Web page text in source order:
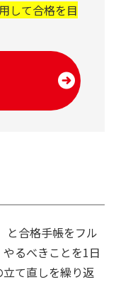
して合格を目
と合格手帳をフル
るべきことを1日
て直しを繰り返